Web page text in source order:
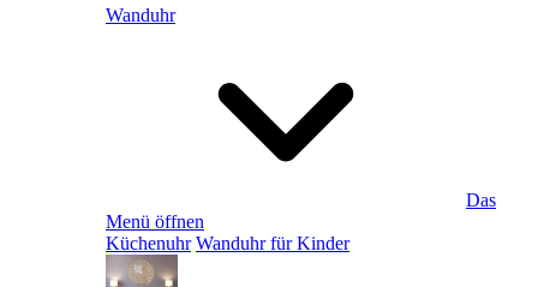
Wanduhr
Das
Menü öffnen
Küchenuhr Wanduhr für Kinder